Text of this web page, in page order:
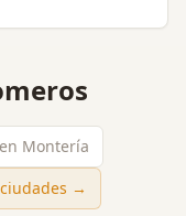
Montería
→